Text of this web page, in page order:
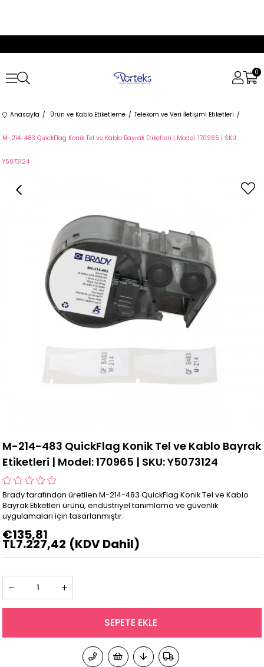
0
Anasayfa Ürün ve Kablo Etiketleme Telekom ve Veri İletişimi Etiketleri
M-214-483 QuickFlag Konik Tel ve Kablo Bayrak Etiketleri | Model: 170965 | SKU:
Y5073124
M-214-483 QuickFlag Konik Tel ve Kablo Bayrak
Etiketleri | Model: 170965 | SKU: Y5073124
Brady tarafından üretilen M-214-483 QuickFlag Konik Tel ve Kablo
Bayrak Etiketleri ürünü, endüstriyel tanımlama ve güvenlik
uygulamaları için tasarlanmıştır.
€135,81
TL7.227,42 (KDV Dahil)